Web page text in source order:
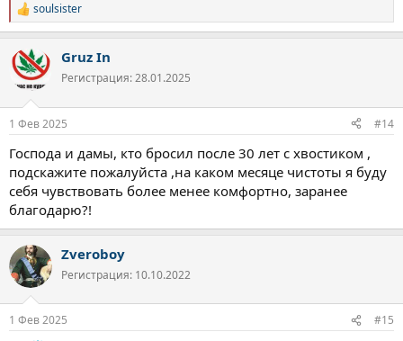
Р
е
к
ц
и
soulsister
Gruz In
Регистрация: 28.01.2025
1 Фев 2025 #14
Господа и дамы, кто бросил после 30 лет с хвостиком ,
подскажите пожалуйста ,на каком месяце чистоты я буду
себя чувствовать более менее комфортно, заранее
благодарю?!
Zveroboy
Регистрация: 10.10.2022
1 Фев 2025 #15